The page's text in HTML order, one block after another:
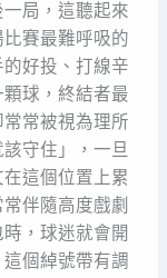
局，這聽起來
賽最難呼吸的
好投、打線辛
球，終結者最
常被視為理所
守住」，一旦
這個位置上累
伴隨高度戲劇
，球迷就會開
個綽號帶有調